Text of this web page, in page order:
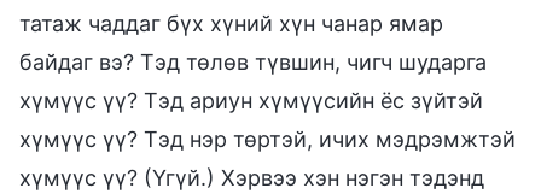
татаж чаддаг бүх хүний хүн чанар ямар
байдаг вэ? Тэд төлөв түвшин, чигч шударга
хүмүүс үү? Тэд ариун хүмүүсийн ёс зүйтэй
хүмүүс үү? Тэд нэр төртэй, ичих мэдрэмжтэй
хүмүүс үү? (Үгүй.) Хэрвээ хэн нэгэн тэдэнд